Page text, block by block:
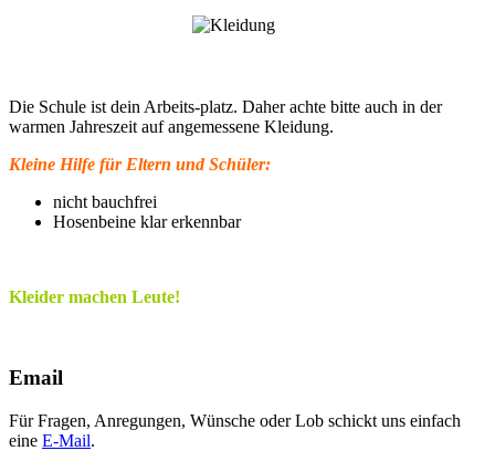
Die Schule ist dein Arbeits-platz. Daher achte bitte auch in der
warmen Jahreszeit auf angemessene Kleidung.
Kleine Hilfe für Eltern und Schüler:
nicht bauchfrei
Hosenbeine klar erkennbar
Kleider machen Leute!
Email
Für Fragen, Anregungen, Wünsche oder Lob schickt uns einfach
eine E-Mail.